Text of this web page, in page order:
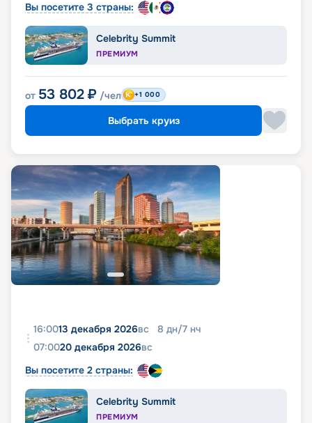
Вы посетите 3 страны:
Celebrity Summit
ПРЕМИУМ
от 53 802 ₽ /чел +1 000
Выбрать круиз
16:0013 декабря 2026вс 8 дн/7 нч
07:0020 декабря 2026вс
Вы посетите 2 страны:
Celebrity Summit
ПРЕМИУМ